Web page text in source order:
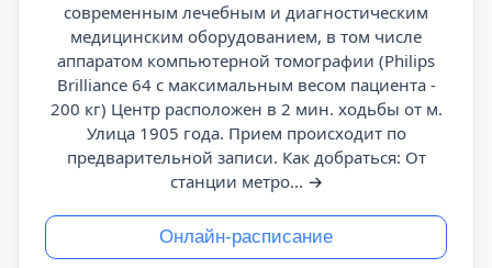
современным лечебным и диагностическим
медицинским оборудованием, в том числе
аппаратом компьютерной томографии (Philips
Brilliance 64 с максимальным весом пациента -
200 кг) Центр расположен в 2 мин. ходьбы от м.
Улица 1905 года. Прием происходит по
предварительной записи. Как добраться: От
станции метро... →
Онлайн-расписание